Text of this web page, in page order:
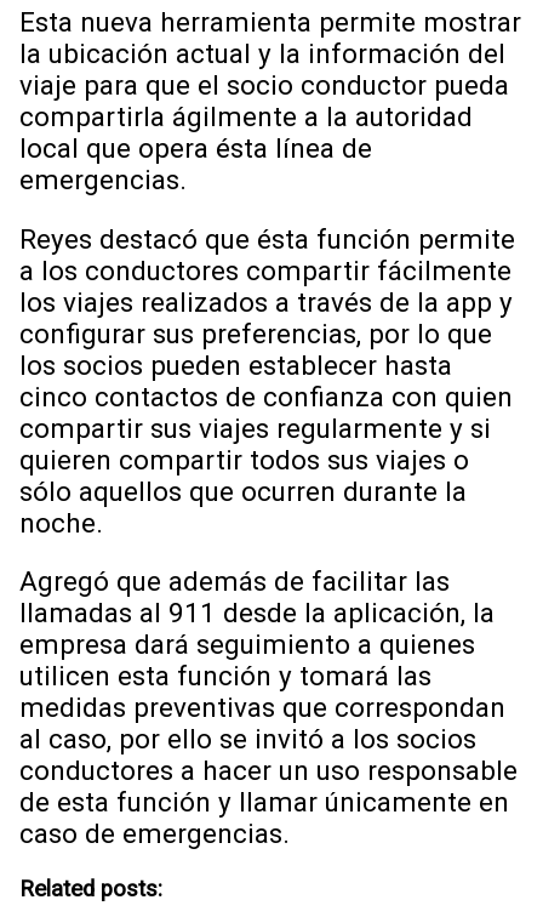
Esta nueva herramienta permite mostrar
la ubicación actual y la información del
viaje para que el socio conductor pueda
compartirla ágilmente a la autoridad
local que opera ésta línea de
emergencias.
Reyes destacó que ésta función permite
a los conductores compartir fácilmente
los viajes realizados a través de la app y
configurar sus preferencias, por lo que
los socios pueden establecer hasta
cinco contactos de confianza con quien
compartir sus viajes regularmente y si
quieren compartir todos sus viajes o
sólo aquellos que ocurren durante la
noche.
Agregó que además de facilitar las
llamadas al 911 desde la aplicación, la
empresa dará seguimiento a quienes
utilicen esta función y tomará las
medidas preventivas que correspondan
al caso, por ello se invitó a los socios
conductores a hacer un uso responsable
de esta función y llamar únicamente en
caso de emergencias.
Related posts: